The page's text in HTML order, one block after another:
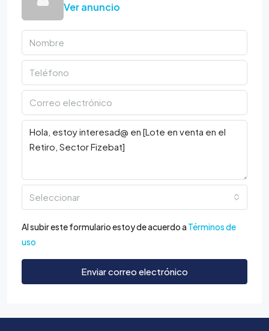
Ver anuncio
Seleccionar
Al subir este formulario estoy de acuerdo a Términos de
uso
Enviar correo electrónico